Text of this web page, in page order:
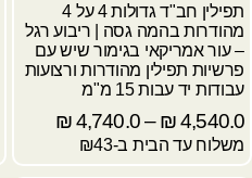
תפילין חב"ד גדולות 4 על 4
מהודרות בהמה גסה | ריבוע רגל
– עור אמריקאי בגימור שיש עם
פרשיות תפילין מהודרות ורצועות
עבודות יד עבות 15 מ"מ
4,540.0
₪
–
4,740.0
₪
משלוח עד הבית ב-₪43